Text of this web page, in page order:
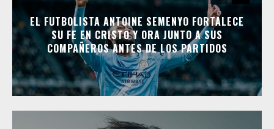
EL FUTBOLISTA ANTOINE SEMENYO FORTALECE
SU FE EN CRISTO Y ORA JUNTO A SUS
COMPAÑEROS ANTES DE LOS PARTIDOS